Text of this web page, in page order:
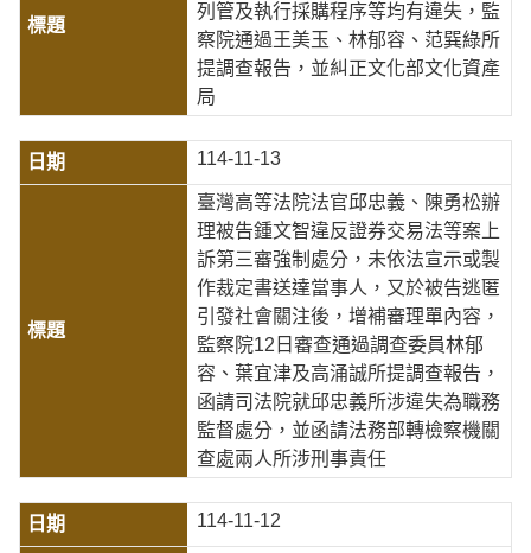
列管及執行採購程序等均有違失，監
察院通過王美玉、林郁容、范巽綠所
提調查報告，並糾正文化部文化資產
局
114-11-13
臺灣高等法院法官邱忠義、陳勇松辦
理被告鍾文智違反證券交易法等案上
訴第三審強制處分，未依法宣示或製
作裁定書送達當事人，又於被告逃匿
引發社會關注後，增補審理單內容，
監察院12日審查通過調查委員林郁
容、葉宜津及高涌誠所提調查報告，
函請司法院就邱忠義所涉違失為職務
監督處分，並函請法務部轉檢察機關
查處兩人所涉刑事責任
114-11-12